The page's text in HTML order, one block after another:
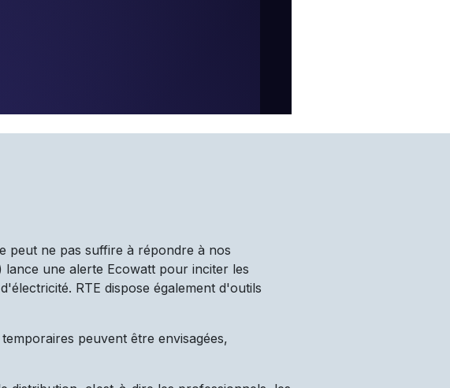
peut ne pas suffire à répondre à nos
lance une alerte Ecowatt pour inciter les
RTE dispose également d'outils
peuvent être envisagées,